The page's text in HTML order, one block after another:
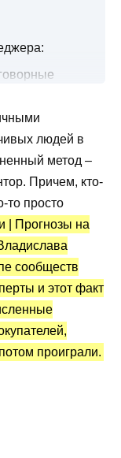
ставках
людей в
метод –
Причем, кто-
то просто
| Прогнозы на
сообществ
и этот факт
проиграли.